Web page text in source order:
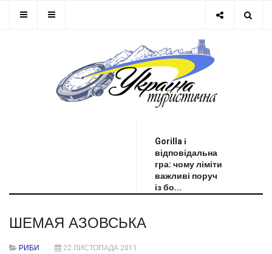
Gorilla і
відповідальна
гра: чому ліміти
важливі поруч
із бо...
ШЕМАЯ АЗОВСЬКА
РИБИ
22 ЛИСТОПАДА 2011